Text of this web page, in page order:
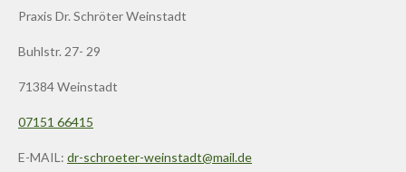
Praxis Dr. Schröter Weinstadt
Buhlstr. 27- 29
71384 Weinstadt
07151 66415
E-MAIL: dr-schroeter-weinstadt@mail.de